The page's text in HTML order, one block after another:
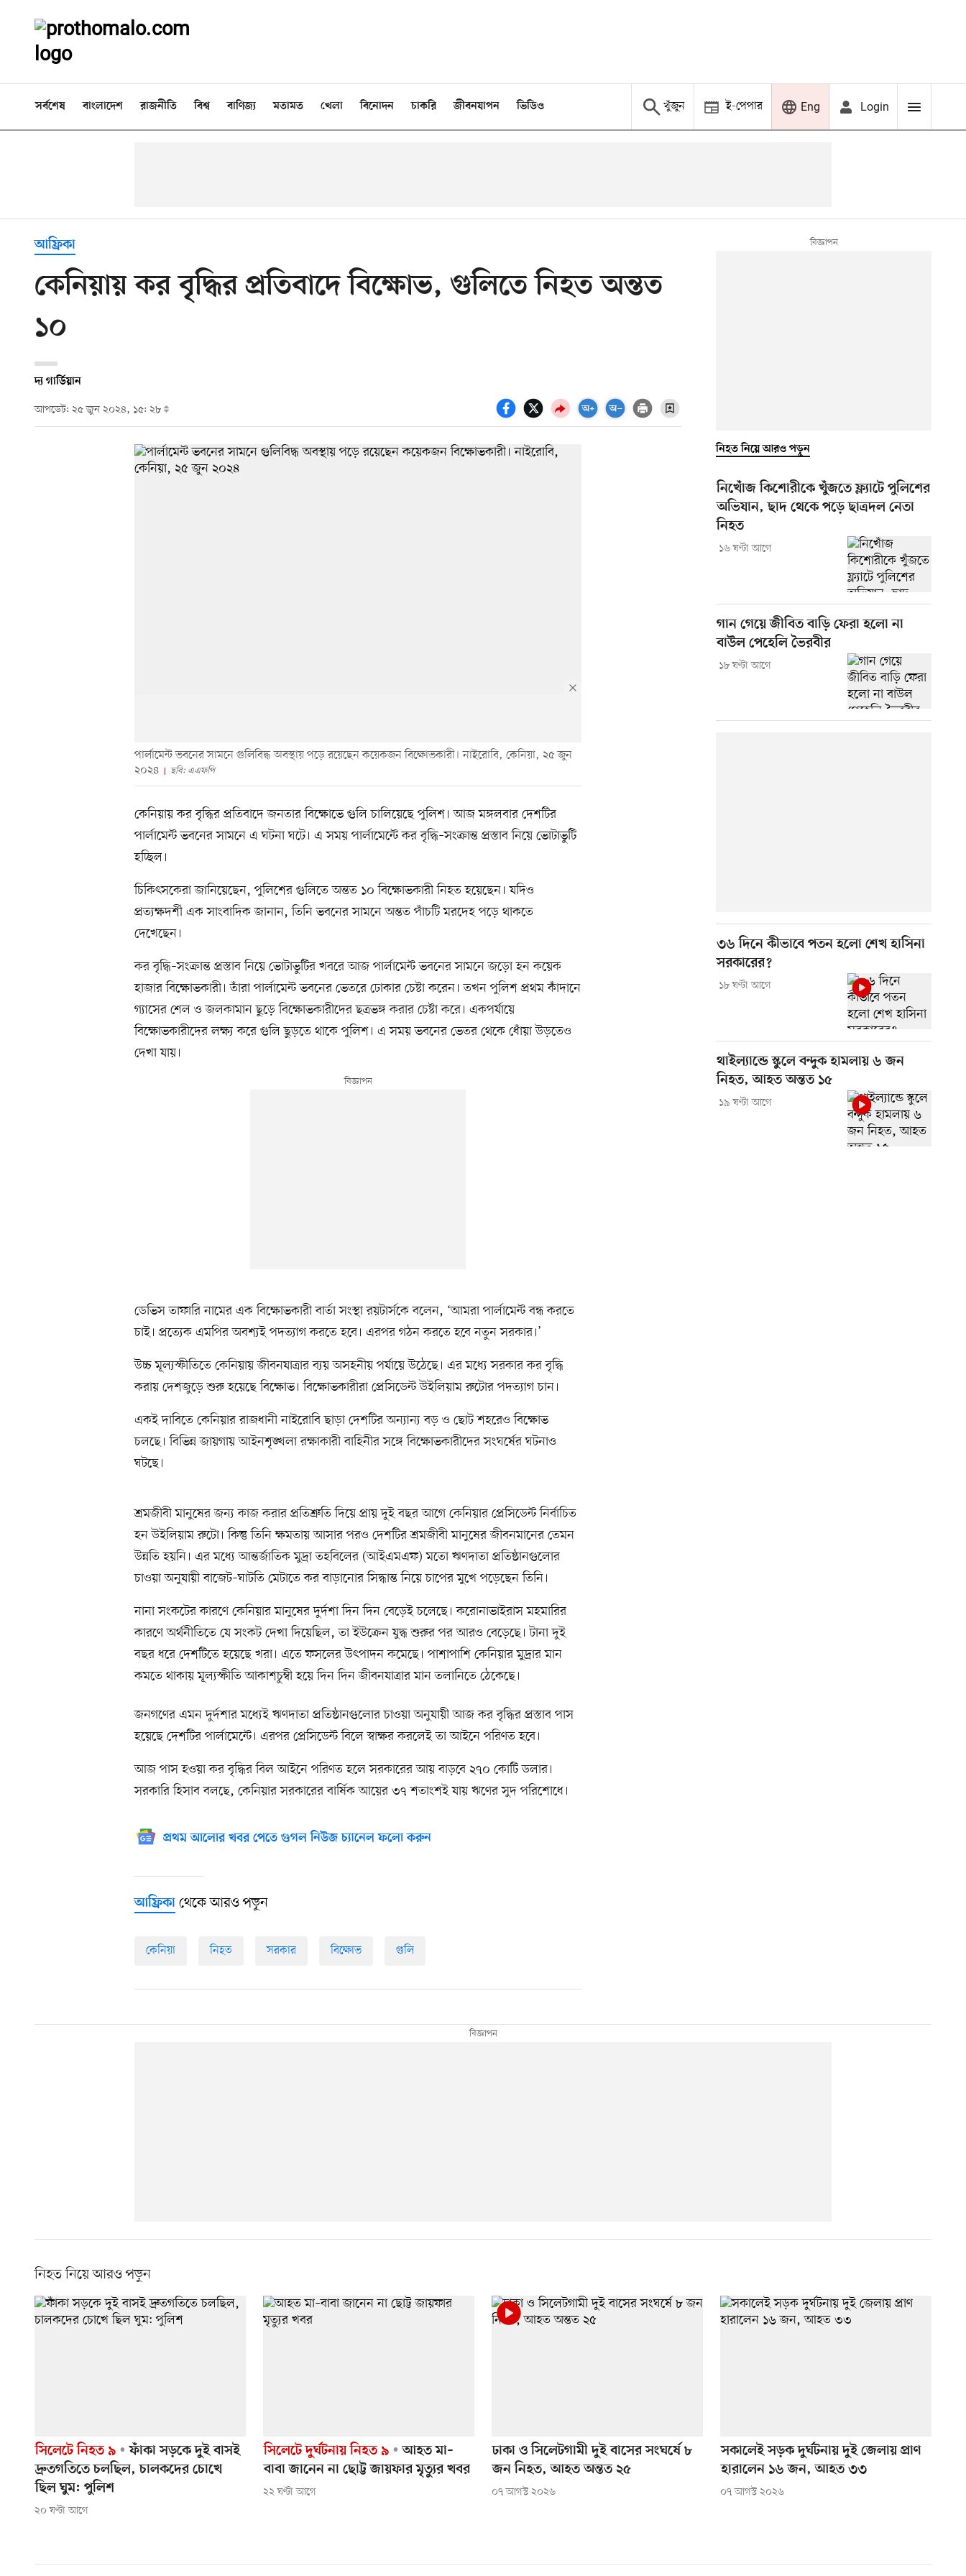
সর্বশেষ বাংলাদেশ রাজনীতি বিশ্ব বাণিজ্য মতামত খেলা বিনোদন চাকরি জীবনযাপন ভিডিও খুঁজুন ই-পেপার Eng Login
আফ্রিকা
কেনিয়ায় কর বৃদ্ধির প্রতিবাদে বিক্ষোভ, গুলিতে নিহত অন্তত
১০
দ্য গার্ডিয়ান
আপডেট: ২৫ জুন ২০২৪, ১৫: ২৮
পার্লামেন্ট ভবনের সামনে গুলিবিদ্ধ অবস্থায় পড়ে রয়েছেন কয়েকজন বিক্ষোভকারী। নাইরোবি, কেনিয়া, ২৫ জুন
২০২৪
ছবি: এএফপি
কেনিয়ায় কর বৃদ্ধির প্রতিবাদে জনতার বিক্ষোভে গুলি চালিয়েছে পুলিশ। আজ মঙ্গলবার দেশটির
পার্লামেন্ট ভবনের সামনে এ ঘটনা ঘটে। এ সময় পার্লামেন্টে কর বৃদ্ধি–সংক্রান্ত প্রস্তাব নিয়ে ভোটাভুটি
হচ্ছিল।
চিকিৎসকেরা জানিয়েছেন, পুলিশের গুলিতে অন্তত ১০ বিক্ষোভকারী নিহত হয়েছেন। যদিও
প্রত্যক্ষদর্শী এক সাংবাদিক জানান, তিনি ভবনের সামনে অন্তত পাঁচটি মরদেহ পড়ে থাকতে
দেখেছেন।
কর বৃদ্ধি–সংক্রান্ত প্রস্তাব নিয়ে ভোটাভুটির খবরে আজ পার্লামেন্ট ভবনের সামনে জড়ো হন কয়েক
হাজার বিক্ষোভকারী। তাঁরা পার্লামেন্ট ভবনের ভেতরে ঢোকার চেষ্টা করেন। তখন পুলিশ প্রথম কাঁদানে
গ্যাসের শেল ও জলকামান ছুড়ে বিক্ষোভকারীদের ছত্রভঙ্গ করার চেষ্টা করে। একপর্যায়ে
বিক্ষোভকারীদের লক্ষ্য করে গুলি ছুড়তে থাকে পুলিশ। এ সময় ভবনের ভেতর থেকে ধোঁয়া উড়তেও
দেখা যায়।
ডেভিস তাফারি নামের এক বিক্ষোভকারী বার্তা সংস্থা রয়টার্সকে বলেন, ‘আমরা পার্লামেন্ট বন্ধ করতে
চাই। প্রত্যেক এমপির অবশ্যই পদত্যাগ করতে হবে। এরপর গঠন করতে হবে নতুন সরকার।’
উচ্চ মূল্যস্ফীতিতে কেনিয়ায় জীবনযাত্রার ব্যয় অসহনীয় পর্যায়ে উঠেছে। এর মধ্যে সরকার কর বৃদ্ধি
করায় দেশজুড়ে শুরু হয়েছে বিক্ষোভ। বিক্ষোভকারীরা প্রেসিডেন্ট উইলিয়াম রুটোর পদত্যাগ চান।
একই দাবিতে কেনিয়ার রাজধানী নাইরোবি ছাড়া দেশটির অন্যান্য বড় ও ছোট শহরেও বিক্ষোভ
চলছে। বিভিন্ন জায়গায় আইনশৃঙ্খলা রক্ষাকারী বাহিনীর সঙ্গে বিক্ষোভকারীদের সংঘর্ষের ঘটনাও
ঘটছে।
শ্রমজীবী মানুষের জন্য কাজ করার প্রতিশ্রুতি দিয়ে প্রায় দুই বছর আগে কেনিয়ার প্রেসিডেন্ট নির্বাচিত
হন উইলিয়াম রুটো। কিন্তু তিনি ক্ষমতায় আসার পরও দেশটির শ্রমজীবী মানুষের জীবনমানের তেমন
উন্নতি হয়নি। এর মধ্যে আন্তর্জাতিক মুদ্রা তহবিলের (আইএমএফ) মতো ঋণদাতা প্রতিষ্ঠানগুলোর
চাওয়া অনুযায়ী বাজেট–ঘাটতি মেটাতে কর বাড়ানোর সিদ্ধান্ত নিয়ে চাপের মুখে পড়েছেন তিনি।
নানা সংকটের কারণে কেনিয়ার মানুষের দুর্দশা দিন দিন বেড়েই চলেছে। করোনাভাইরাস মহমারির
কারণে অর্থনীতিতে যে সংকট দেখা দিয়েছিল, তা ইউক্রেন যুদ্ধ শুরুর পর আরও বেড়েছে। টানা দুই
বছর ধরে দেশটিতে হয়েছে খরা। এতে ফসলের উৎপাদন কমেছে। পাশাপাশি কেনিয়ার মুদ্রার মান
কমতে থাকায় মূল্যস্ফীতি আকাশচুম্বী হয়ে দিন দিন জীবনযাত্রার মান তলানিতে ঠেকেছে।
জনগণের এমন দুর্দশার মধ্যেই ঋণদাতা প্রতিষ্ঠানগুলোর চাওয়া অনুযায়ী আজ কর বৃদ্ধির প্রস্তাব পাস
হয়েছে দেশটির পার্লামেন্টে। এরপর প্রেসিডেন্ট বিলে স্বাক্ষর করলেই তা আইনে পরিণত হবে।
আজ পাস হওয়া কর বৃদ্ধির বিল আইনে পরিণত হলে সরকারের আয় বাড়বে ২৭০ কোটি ডলার।
সরকারি হিসাব বলছে, কেনিয়ার সরকারের বার্ষিক আয়ের ৩৭ শতাংশই যায় ঋণের সুদ পরিশোধে।
প্রথম আলোর খবর পেতে গুগল নিউজ চ্যানেল ফলো করুন
আফ্রিকা থেকে আরও পড়ুন
কেনিয়া নিহত সরকার বিক্ষোভ গুলি
নিহত নিয়ে আরও পড়ুন
নিখোঁজ কিশোরীকে খুঁজতে ফ্ল্যাটে পুলিশের
অভিযান, ছাদ থেকে পড়ে ছাত্রদল নেতা
নিহত
১৬ ঘণ্টা আগে
গান গেয়ে জীবিত বাড়ি ফেরা হলো না
বাউল পেহেলি ভৈরবীর
১৮ ঘণ্টা আগে
৩৬ দিনে কীভাবে পতন হলো শেখ হাসিনা
সরকারের?
১৮ ঘণ্টা আগে
থাইল্যান্ডে স্কুলে বন্দুক হামলায় ৬ জন
নিহত, আহত অন্তত ১৫
১৯ ঘণ্টা আগে
নিহত নিয়ে আরও পড়ুন
সিলেটে নিহত ৯
ফাঁকা সড়কে দুই বাসই
দ্রুতগতিতে চলছিল, চালকদের চোখে
ছিল ঘুম: পুলিশ
২০ ঘণ্টা আগে
সিলেটে দুর্ঘটনায় নিহত ৯
আহত মা–
বাবা জানেন না ছোট্ট জায়ফার মৃত্যুর খবর
২২ ঘণ্টা আগে
ঢাকা ও সিলেটগামী দুই বাসের সংঘর্ষে ৮
জন নিহত, আহত অন্তত ২৫
০৭ আগস্ট ২০২৬
সকালেই সড়ক দুর্ঘটনায় দুই জেলায় প্রাণ
হারালেন ১৬ জন, আহত ৩৩
০৭ আগস্ট ২০২৬